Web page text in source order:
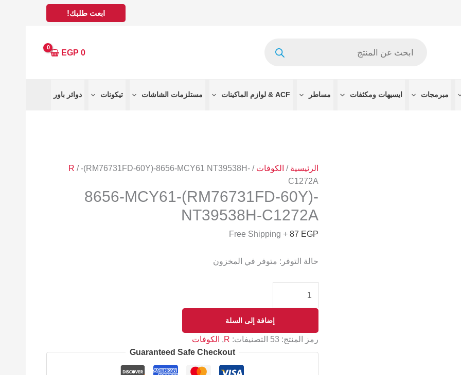
ابعت طلبك!
0
EGP
مبرمجات ايسيهات ومكثفات مساطر ACF & لوازم الماكينات مستلزمات الشاشات تيكونات دوائر باور
الرئيسية / الكوفات /
R / -(RM76731FD-60Y)-8656-MCY61 NT39538H-
C1272A
-(RM76731FD-60Y)-8656-MCY61
NT39538H-C1272A
87 EGP
+ Free Shipping
حالة التوفر: متوفر في المخزون
إضافة إلى السلة
رمز المنتج: 53 التصنيفات: R
, الكوفات
Guaranteed Safe Checkout